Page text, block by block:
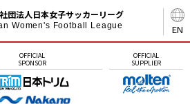
EN
団法人日本女子サッカーリーグ
Women's Football League
OFFICIAL
SPONSOR
OFFICIAL
SUPPLIER